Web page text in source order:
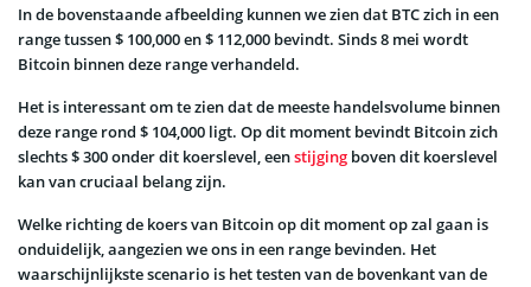
In de bovenstaande afbeelding kunnen we zien dat BTC zich in een
range tussen $ 100,000 en $ 112,000 bevindt. Sinds 8 mei wordt
Bitcoin binnen deze range verhandeld.
Het is interessant om te zien dat de meeste handelsvolume binnen
deze range rond $ 104,000 ligt. Op dit moment bevindt Bitcoin zich
slechts $ 300 onder dit koerslevel, eenstijging boven dit koerslevel
kan van cruciaal belang zijn.
Welke richting de koers van Bitcoin op dit moment op zal gaan is
onduidelijk, aangezien we ons in een range bevinden. Het
waarschijnlijkste scenario is het testen van de bovenkant van de